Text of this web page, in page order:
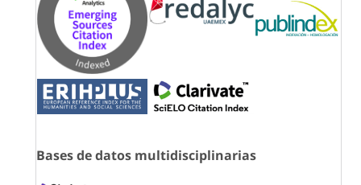
Bases de datos multidisciplinarias